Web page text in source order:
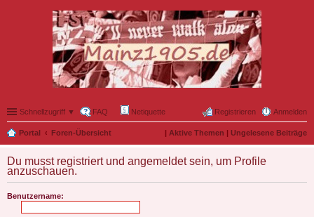
Schnellzugriff ▼ FAQ Netiquette Anmelden
Registrieren
Portal Foren-Übersicht | Aktive Themen | Ungelesene Beiträge
Du musst registriert und angemeldet sein, um Profile
anzuschauen.
Benutzername: